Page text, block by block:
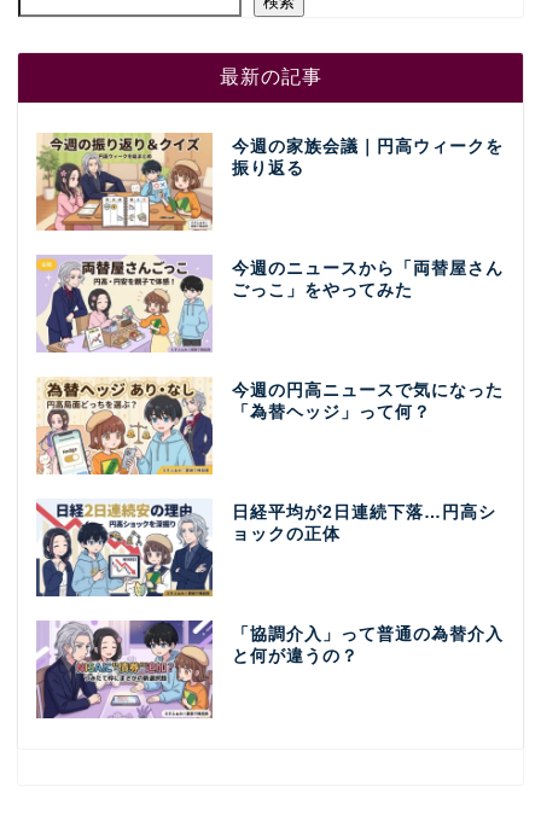
最新の記事
今週の家族会議｜円高ウィークを
振り返る
今週のニュースから「両替屋さん
ごっこ」をやってみた
今週の円高ニュースで気になった
「為替ヘッジ」って何？
日経平均が2日連続下落…円高シ
ョックの正体
「協調介入」って普通の為替介入
と何が違うの？